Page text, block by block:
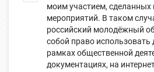
моим участием, сделанных
мероприятий. В таком
российский молодёжный
собой право
рамках общественной
документациях, на